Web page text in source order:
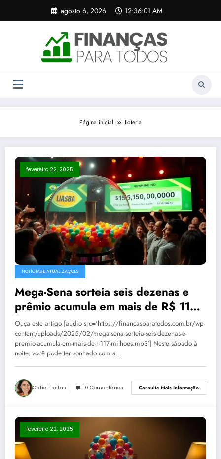
o
agosto 6, 2026 12:36:01 AM
Página inicial Loteria
fevereiro 22, 2025
NOTÍCIAS E ATUALIZAÇÕES
Mega-Sena sorteia seis dezenas e
prêmio acumula em mais de R$ 117
milhões
Ouça este artigo [audio src='https://financasparatodos.com.br/wp-
content/uploads/2025/02/mega-sena-sorteia-seis-dezenas-e-
premio-acumula-em-mais-de-r-117-milhoes.mp3'] Neste sábado à
noite, você pode ter sonhado com a…
Catia Freitas 0 Comentários Consulte Mais Informação
fevereiro 22, 2025